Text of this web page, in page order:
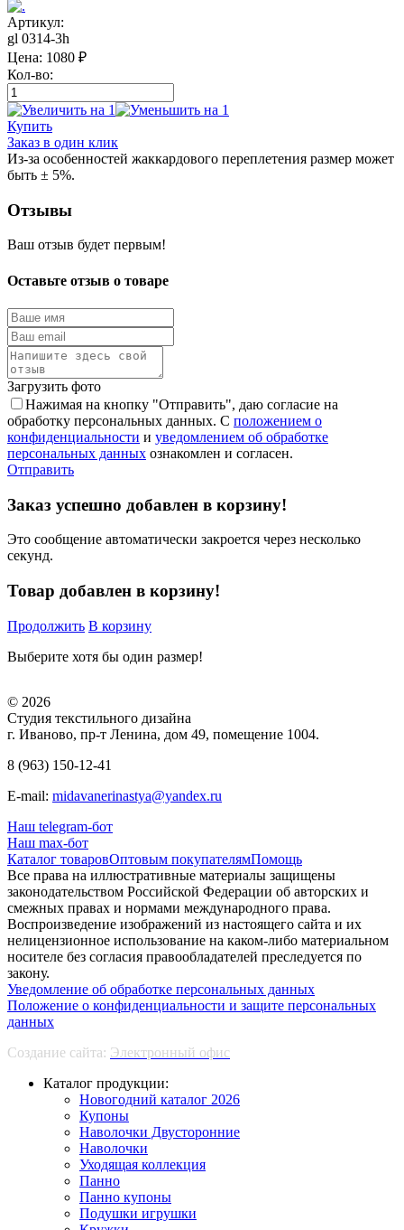
Артикул:
gl 0314-3h
Цена: 1080 ₽
Кол-во:
Купить
Заказ в один клик
Из-за особенностей жаккардового переплетения размер может
быть ± 5%.
Отзывы
Ваш отзыв будет первым!
Оставьте отзыв о товаре
Загрузить фото
Нажимая на кнопку "Отправить", даю согласие на
обработку персональных данных. С положением о
конфиденциальности и уведомлением об обработке
персональных данных ознакомлен и согласен.
Отправить
Заказ успешно добавлен в корзину!
Это сообщение автоматически закроется через несколько
секунд.
Товар добавлен в корзину!
Продолжить В корзину
Выберите хотя бы один размер!
© 2026
Студия текстильного дизайна
г. Иваново, пр-т Ленина, дом 49, помещение 1004.
8 (963) 150-12-41
E-mail: midavanerinastya@yandex.ru
Наш telegram-бот
Наш max-бот
Каталог товаровОптовым покупателямПомощь
Все права на иллюстративные материалы защищены
законодательством Российской Федерации об авторских и
смежных правах и нормами международного права.
Воспроизведение изображений из настоящего сайта и их
нелицензионное использование на каком-либо материальном
носителе без согласия правообладателей преследуется по
закону.
Уведомление об обработке персональных данных
Положение о конфиденциальности и защите персональных
данных
Создание сайта: Электронный офис
Каталог продукции:
Новогодний каталог 2026
Купоны
Наволочки Двусторонние
Наволочки
Уходящая коллекция
Панно
Панно купоны
Подушки игрушки